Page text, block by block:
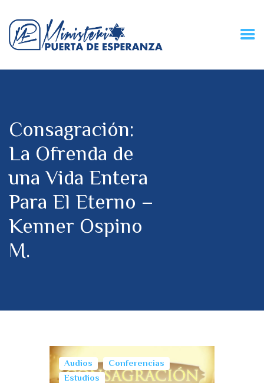
Consagración:
La Ofrenda de
una Vida Entera
Para El Eterno –
Kenner Ospino
M.
MPE TV
DESCUBRE
DONACIONES
PARTICIPA
REUNIONES &
CONTACTOS
Audios
Conferencias
Estudios